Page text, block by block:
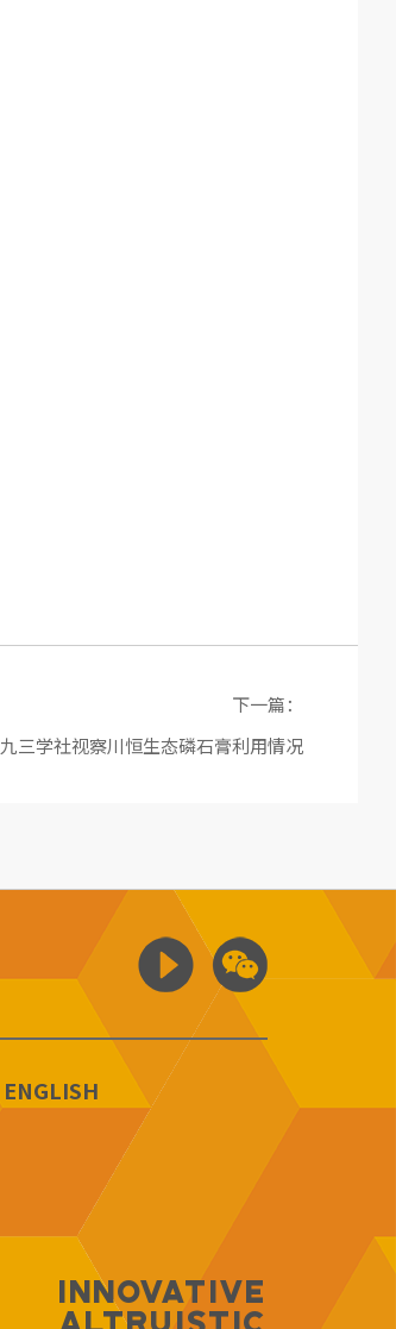
下一篇：
九三学社视察川恒生态磷石膏利用情况
ENGLISH
Innovative
Altruistic